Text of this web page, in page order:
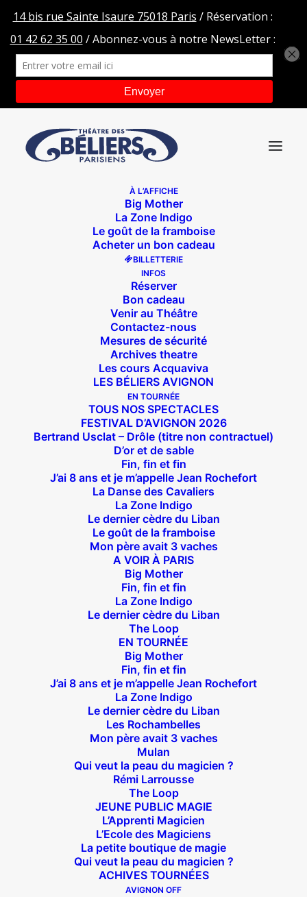
À L’AFFICHE
Big Mother
La Zone Indigo
Le goût de la framboise
Acheter un bon cadeau
BILLETTERIE
INFOS
Réserver
Bon cadeau
Venir au Théâtre
Contactez-nous
Mesures de sécurité
Archives theatre
Les cours Acquaviva
LES BÉLIERS AVIGNON
EN TOURNÉE
TOUS NOS SPECTACLES
FESTIVAL D’AVIGNON 2026
Bertrand Usclat – Drôle (titre non contractuel)
D’or et de sable
Fin, fin et fin
J’ai 8 ans et je m’appelle Jean Rochefort
La Danse des Cavaliers
La Zone Indigo
Le dernier cèdre du Liban
Le goût de la framboise
Mon père avait 3 vaches
A VOIR À PARIS
Big Mother
Fin, fin et fin
La Zone Indigo
Le dernier cèdre du Liban
The Loop
EN TOURNÉE
Big Mother
Fin, fin et fin
J’ai 8 ans et je m’appelle Jean Rochefort
La Zone Indigo
Le dernier cèdre du Liban
Les Rochambelles
Mon père avait 3 vaches
Mulan
Qui veut la peau du magicien ?
Rémi Larrousse
The Loop
JEUNE PUBLIC MAGIE
L’Apprenti Magicien
L’Ecole des Magiciens
La petite boutique de magie
Qui veut la peau du magicien ?
ACHIVES TOURNÉES
AVIGNON OFF
Le Cercle des illusionnistes splendid
À l'affiche Le Cercle des illusionnistes splendid
Suivez nous !
Théâtre des Béliers Parisiens
14 bis rue Sainte Isaure 75018 Paris
Joffrin / Simplon – Loc :01 42 62 35 00
À l’affiche